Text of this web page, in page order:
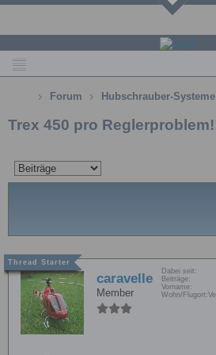
Forum Hubschrauber-Systeme
Trex 450 pro
caravelle
Member
Dabei seit:
Beiträge:
Vorname:
Wohn/Flugort: